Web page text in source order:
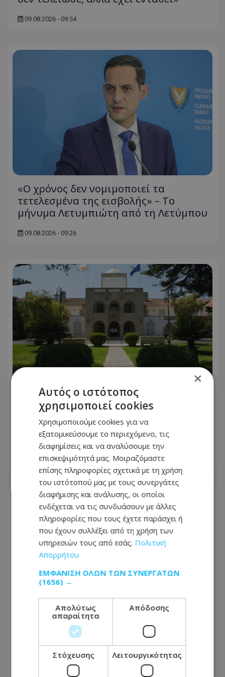
09.08.2026 - 09:54
«Ο χρόνος δεν νομιμοποιεί τα
τετελεσμένα της εισβολής» – Το
μήνυμα Λετυμπιώτη από τη Λετύμπου
09.08.2026 - 09:26
Η προεδρική μάχη άρχισε- Το μεγάλο
παζλ των συμμαχιών και η
μετακίνηση των κομματικών
ισορροπιών
09.08.2026 - 07:18
«Το πάρτι έχει τελειώσει» διαμήνυσε
ο Πρόεδρος Χριστοδουλίδης για
διορισμούς - Έστειλε μήνυμα σε
ΔΗΣΥ-ΑΚΕΛ για εκλογές
×
Αυτός ο ιστότοπος
χρησιμοποιεί cookies
Χρησιμοποιούμε cookies για να
εξατομικεύσουμε το περιεχόμενο, τις
διαφημίσεις και να αναλύσουμε την
επισκεψιμότητά μας. Μοιραζόμαστε
επίσης πληροφορίες σχετικά με τη χρήση
του ιστότοπού μας με τους συνεργάτες
διαφήμισης και ανάλυσης, οι οποίοι
ενδέχεται να τις συνδυάσουν με άλλες
πληροφορίες που τους έχετε παράσχει ή
που έχουν συλλέξει από τη χρήση των
υπηρεσιών τους από εσάς. Πολιτική
Απορρήτου
ΕΜΦΆΝΙΣΗ ΌΛΩΝ ΤΩΝ ΣΥΝΕΡΓΑΤΏΝ
(1656) →
Απολύτως
απαραίτητα
Απόδοσης
Στόχευσης Λειτουργικότητας